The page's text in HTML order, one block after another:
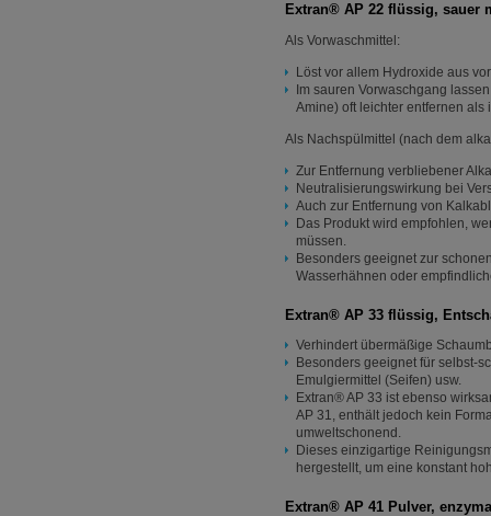
Extran® AP 22 flüssig, sauer
Als Vorwaschmittel:
Löst vor allem Hydroxide aus
Im sauren Vorwaschgang
Amine) oft leichter entfernen
Als Nachspülmittel (nach dem
Zur Entfernung verbliebener
Neutralisierungswirkung bei
Auch zur Entfernung von
Das Produkt wird empfohlen,
müssen.
Besonders geeignet zur
Wasserhähnen oder
Extran® AP 33 flüssig,
Verhindert übermäßige
Besonders geeignet für selbst-
Emulgiermittel (Seifen) usw.
Extran® AP 33 ist ebenso
AP 31, enthält jedoch kein
umweltschonend.
Dieses einzigartige
hergestellt, um eine konstant
Extran® AP 41 Pulver,